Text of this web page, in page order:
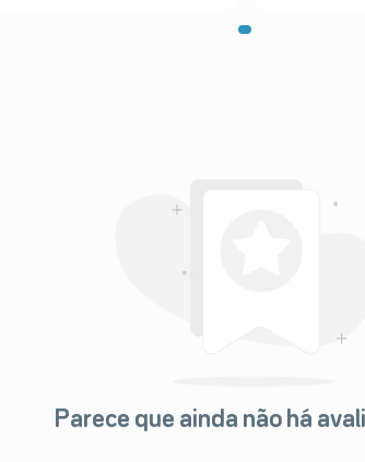
Parece que ainda não há